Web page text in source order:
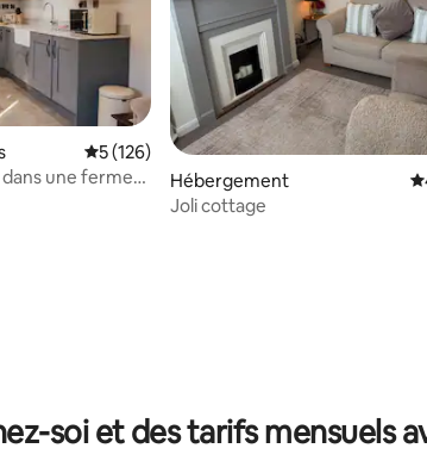
commentaires : 4,96 sur 5
Évaluation moyenne sur la base de 126
5 (126)
une ferme
Hébergement
Joli cottage
soi et des tarifs mensuels